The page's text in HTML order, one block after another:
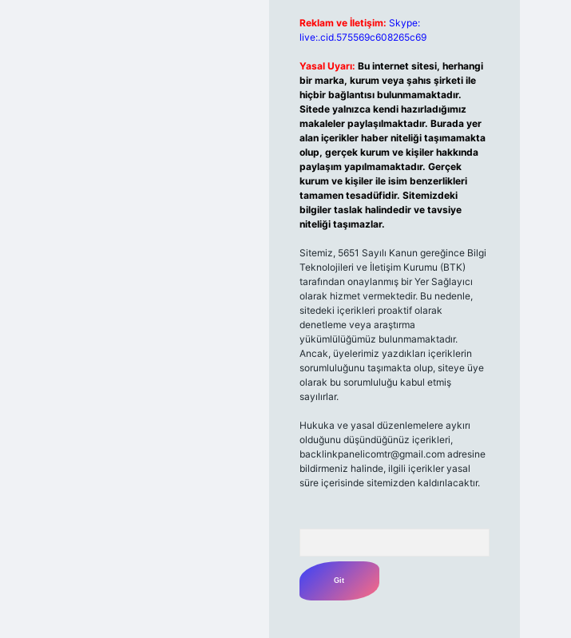
Reklam ve İletişim: Skype:
live:.cid.575569c608265c69
Yasal Uyarı: Bu internet sitesi, herhangi
bir marka, kurum veya şahıs şirketi ile
hiçbir bağlantısı bulunmamaktadır.
Sitede yalnızca kendi hazırladığımız
makaleler paylaşılmaktadır. Burada yer
alan içerikler haber niteliği taşımamakta
olup, gerçek kurum ve kişiler hakkında
paylaşım yapılmamaktadır. Gerçek
kurum ve kişiler ile isim benzerlikleri
tamamen tesadüfidir. Sitemizdeki
bilgiler taslak halindedir ve tavsiye
niteliği taşımazlar.
Sitemiz, 5651 Sayılı Kanun gereğince Bilgi
Teknolojileri ve İletişim Kurumu (BTK)
tarafından onaylanmış bir Yer Sağlayıcı
olarak hizmet vermektedir. Bu nedenle,
sitedeki içerikleri proaktif olarak
denetleme veya araştırma
yükümlülüğümüz bulunmamaktadır.
Ancak, üyelerimiz yazdıkları içeriklerin
sorumluluğunu taşımakta olup, siteye üye
olarak bu sorumluluğu kabul etmiş
sayılırlar.
Hukuka ve yasal düzenlemelere aykırı
olduğunu düşündüğünüz içerikleri,
backlinkpanelicomtr@gmail.comadresine
bildirmeniz halinde, ilgili içerikler yasal
süre içerisinde sitemizden kaldırılacaktır.